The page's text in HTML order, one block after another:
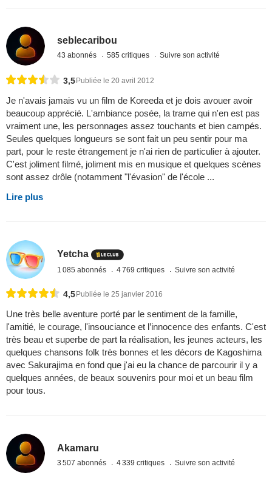
seblecaribou
43 abonnés 585 critiques Suivre son activité
3,5 Publiée le 20 avril 2012
Je n'avais jamais vu un film de Koreeda et je dois avouer avoir
beaucoup apprécié. L'ambiance posée, la trame qui n'en est pas
vraiment une, les personnages assez touchants et bien campés.
Seules quelques longueurs se sont fait un peu sentir pour ma
part, pour le reste étrangement je n'ai rien de particulier à ajouter.
C'est joliment filmé, joliment mis en musique et quelques scènes
sont assez drôle (notamment "l'évasion" de l'école ...
Lire plus
Yetcha
1 085 abonnés 4 769 critiques Suivre son activité
4,5 Publiée le 25 janvier 2016
Une très belle aventure porté par le sentiment de la famille,
l'amitié, le courage, l'insouciance et l’innocence des enfants. C'est
très beau et superbe de part la réalisation, les jeunes acteurs, les
quelques chansons folk très bonnes et les décors de Kagoshima
avec Sakurajima en fond que j'ai eu la chance de parcourir il y a
quelques années, de beaux souvenirs pour moi et un beau film
pour tous.
Akamaru
3 507 abonnés 4 339 critiques Suivre son activité